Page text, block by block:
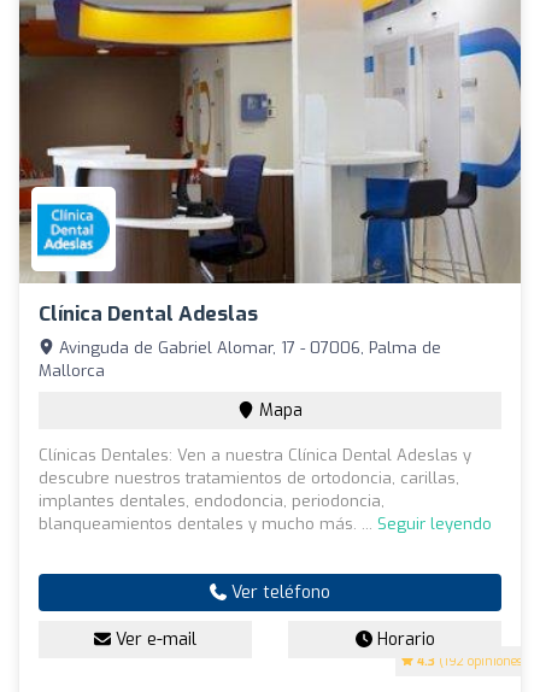
Clínica Dental Adeslas
4.3 (192 opiniones)
Avinguda de Gabriel Alomar, 17 - 07006, Palma de
Mallorca
Mapa
Clínicas Dentales: Ven a nuestra Clínica Dental Adeslas y
descubre nuestros tratamientos de ortodoncia, carillas,
implantes dentales, endodoncia, periodoncia,
blanqueamientos dentales y mucho más. ... Seguir leyendo
Ver teléfono
Ver e-mail Horario